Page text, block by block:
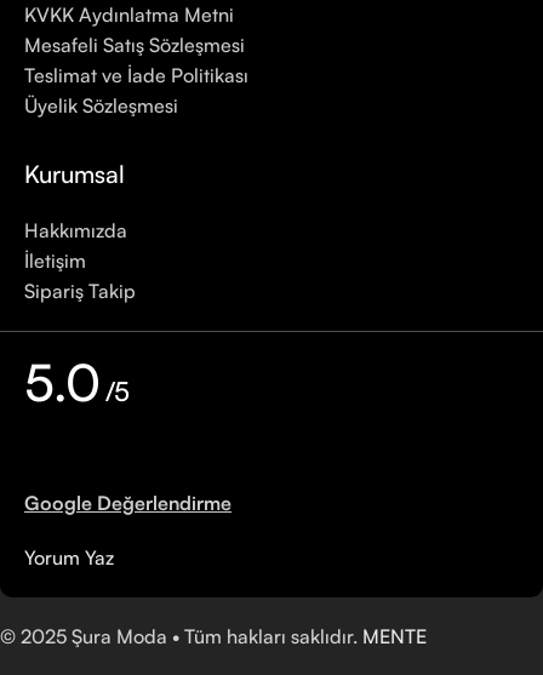
KVKK Aydınlatma Metni
Mesafeli Satış Sözleşmesi
Teslimat ve İade Politikası
Üyelik Sözleşmesi
Kurumsal
Hakkımızda
İletişim
Sipariş Takip
5.0 /5
Google Değerlendirme
Yorum Yaz
© 2025 Şura Moda • Tüm hakları saklıdır. MENTE